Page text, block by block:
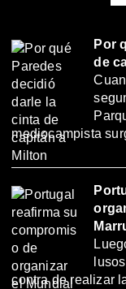
Por
de
mediocampista
contra de realizar